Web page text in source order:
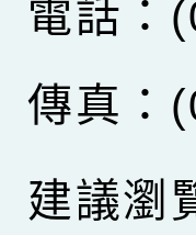
電話：
傳真：
建議瀏